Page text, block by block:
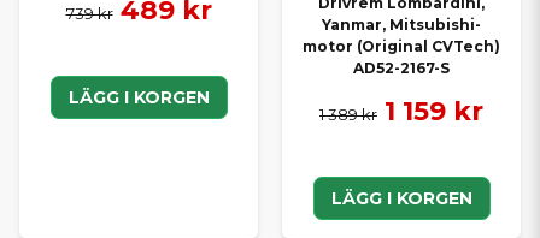
739 kr 489 kr
LÄGG I KORGEN
Yanmar, Mitsubishi-
motor (Original CVTech)
AD52-2167-S
1 389 kr 1 159 kr
LÄGG I KORGEN